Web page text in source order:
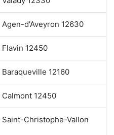
d'Aveyron 12630
12450
12160
12450
Christophe-Vallon